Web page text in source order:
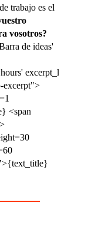
trabajo es el
vosotros?
de ideas'
excerpt">
<span